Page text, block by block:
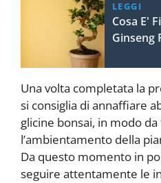
LEGGI
Cosa E'
Ginseng
Una volta completata la
si consiglia di annaffiare
glicine bonsai, in modo
l’ambientamento della
Da questo momento in
seguire attentamente le